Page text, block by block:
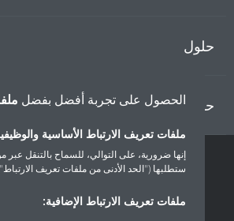
دايكن
إشعار ملف تعريف الارتباط
سياسة خصوصية البيانات
أخلاقيات الشركة
الحصول على تجربة أفضل بفضلملفات
ملفات تعريف الارتباط الأساسية والوظيفية:
إنها ضرورية، على التوالي، للسماح بالتنقل عبر موقعنا
ستطلبها ("الحد الأدنى من ملفات تعريف الارتباط").
ملفات تعريف الارتباط الإضافية: